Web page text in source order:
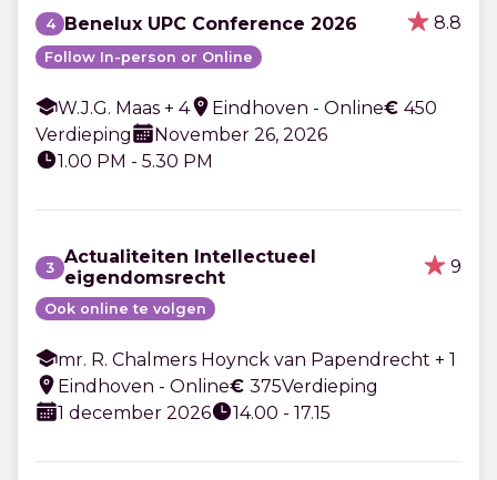
4 Benelux UPC Conference 2026 8.8
Follow In-person or Online
W.J.G. Maas + 4 Eindhoven - Online€ 450
Verdieping
November 26, 2026
1.00 PM - 5.30 PM
3 Actualiteiten Intellectueel
eigendomsrecht
9
Ook online te volgen
mr. R. Chalmers Hoynck van Papendrecht + 1
Eindhoven - Online€ 375Verdieping
1 december 2026
14.00 - 17.15